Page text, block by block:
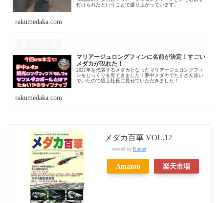
付けられたということで盛り上がっています。
rakumedaka.com
マリアージュロングフィンに名前が決定！すごい
メダカが現れた！
2021年を代表するメダカとなったマリアージュロングフィ
ンをじっくりを見てきました！夢中メダカでたくさん泳い
でいたので坂上社長に見せていただきました！
rakumedaka.com
メダカ百華 VOL.12
created by Rinker
Amazon 楽天市場